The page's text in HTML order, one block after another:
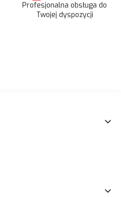
Profesjonalna obsługa do
Twojej dyspozycji